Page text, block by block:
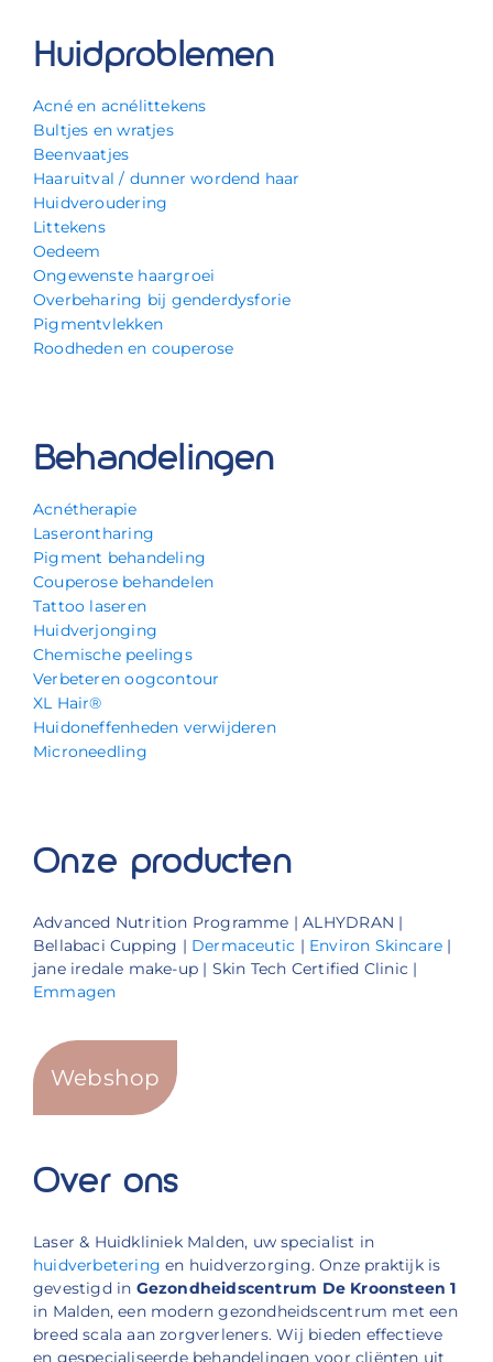
Huidproblemen
Acné en acnélittekens
Bultjes en wratjes
Beenvaatjes
Haaruitval / dunner wordend haar
Huidveroudering
Littekens
Oedeem
Ongewenste haargroei
Overbeharing bij genderdysforie
Pigmentvlekken
Roodheden en couperose
Behandelingen
Acnétherapie
Laserontharing
Pigment behandeling
Couperose behandelen
Tattoo laseren
Huidverjonging
Chemische peelings
Verbeteren oogcontour
XL Hair®
Huidoneffenheden verwijderen
Microneedling
Onze producten
Advanced Nutrition Programme | ALHYDRAN |
Bellabaci Cupping | Dermaceutic | Environ Skincare |
jane iredale make-up | Skin Tech Certified Clinic |
Emmagen
Webshop
Over ons
Laser & Huidkliniek Malden, uw specialist in
huidverbetering en huidverzorging. Onze praktijk is
gevestigd in Gezondheidscentrum De Kroonsteen 1
in Malden, een modern gezondheidscentrum met een
breed scala aan zorgverleners. Wij bieden effectieve
en gespecialiseerde behandelingen voor cliënten uit